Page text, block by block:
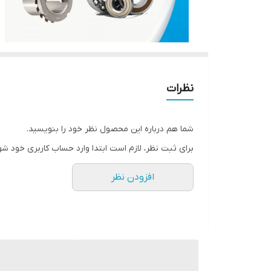
نظرات
شما هم درباره این محصول نظر خود را بنویسید.
برای ثبت نظر، لازم است ابتدا وارد حساب کاربری خود
افزودن نظر